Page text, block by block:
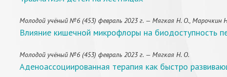
Молодой учёный №6 (453) февраль 2023 г. — Мягкая Н. О., Марочкин
Влияние кишечной микрофлоры на биодоступность
Молодой учёный №6 (453) февраль 2023 г. — Мягкая Н. О.
Аденоассоциированная терапия как быстро